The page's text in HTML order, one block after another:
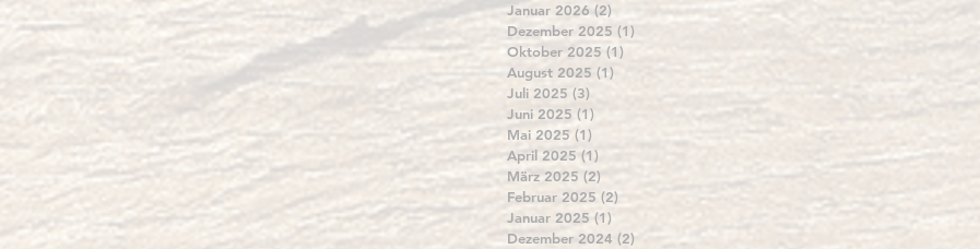
Januar 2026 (2) 2 Beiträge
Dezember 2025 (1)
Oktober 2025 (1)
August 2025 (1)
Juli 2025 (3)
Juni 2025 (1)
Mai 2025 (1)
April 2025 (1)
März 2025 (2)
Februar 2025 (2)
Januar 2025 (1)
Dezember 2024 (2)